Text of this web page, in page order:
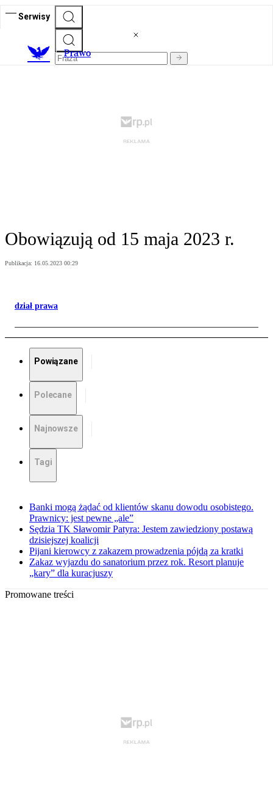
Serwisy
Prawo
Obowiązują od 15 maja 2023 r.
Publikacja: 16.05.2023 00:29
dział prawa
Powiązane
Polecane
Najnowsze
Tagi
Banki mogą żądać od klientów skanu dowodu osobistego.
Prawnicy: jest pewne „ale”
Sędzia TK Sławomir Patyra: Jestem zawiedziony postawą
dzisiejszej koalicji
Pijani kierowcy z zakazem prowadzenia pójdą za kratki
Zakaz wyjazdu do sanatorium przez rok. Resort planuje
„kary” dla kuracjuszy
Promowane treści